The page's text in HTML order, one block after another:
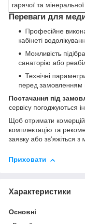
гарячої та
Переваги для
Професійне
кабінеті
Можливість
санаторію або
Технічні
перед замовленням
Постачання під
сервісу погоджуються
Щоб отримати
комплектацію та
заявку або звʼяжіться
Приховати
Характеристики
Основні